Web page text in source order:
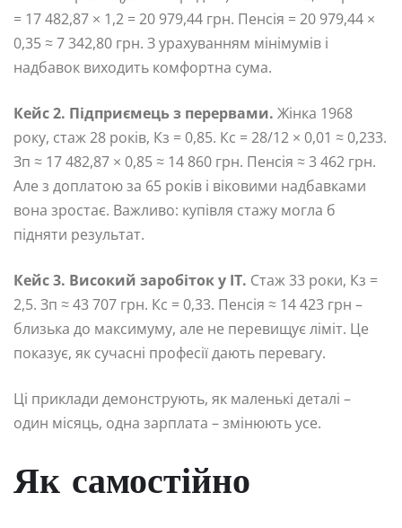
= 17 482,87 × 1,2 = 20 979,44 грн. Пенсія = 20 979,44 ×
0,35 ≈ 7 342,80 грн. З урахуванням мінімумів і
надбавок виходить комфортна сума.
Кейс 2. Підприємець з перервами. Жінка 1968
року, стаж 28 років, Кз = 0,85. Кс = 28/12 × 0,01 ≈ 0,233.
Зп ≈ 17 482,87 × 0,85 ≈ 14 860 грн. Пенсія ≈ 3 462 грн.
Але з доплатою за 65 років і віковими надбавками
вона зростає. Важливо: купівля стажу могла б
підняти результат.
Кейс 3. Високий заробіток у IT. Стаж 33 роки, Кз =
2,5. Зп ≈ 43 707 грн. Кс = 0,33. Пенсія ≈ 14 423 грн –
близька до максимуму, але не перевищує ліміт. Це
показує, як сучасні професії дають перевагу.
Ці приклади демонструють, як маленькі деталі –
один місяць, одна зарплата – змінюють усе.
Як самостійно